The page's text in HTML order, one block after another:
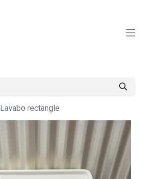
Lavabo rectangle